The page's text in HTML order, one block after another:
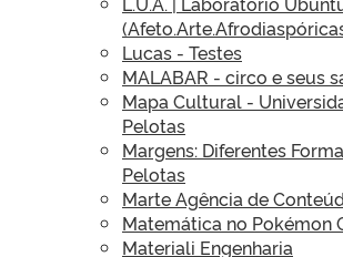
Lucas - Testes
MALABAR - circo e seus
Mapa Cultural -
Pelotas
Margens: Diferentes
Pelotas
Marte Agência de
Matemática no Pokémon
Materiali Engenharia